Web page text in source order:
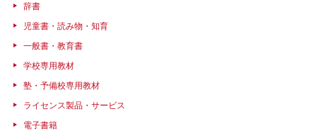
辞書
児童書・読み物・知育
一般書・教育書
学校専用教材
塾・予備校専用教材
ライセンス製品・サービス
電子書籍